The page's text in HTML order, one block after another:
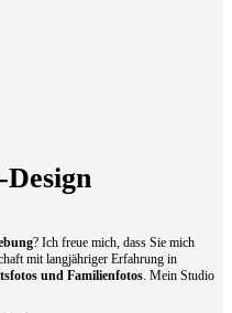
? Ich freue mich, dass Sie mich
mit langjähriger Erfahrung in
und Familienfotos. Mein Studio